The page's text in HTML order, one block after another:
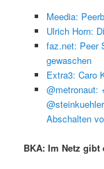
Meedia:
Ulrich Horn:
faz.net: Peer
gewaschen
Extra3: Caro
@metronaut:
Abschalten
BKA: Im Netz gibt